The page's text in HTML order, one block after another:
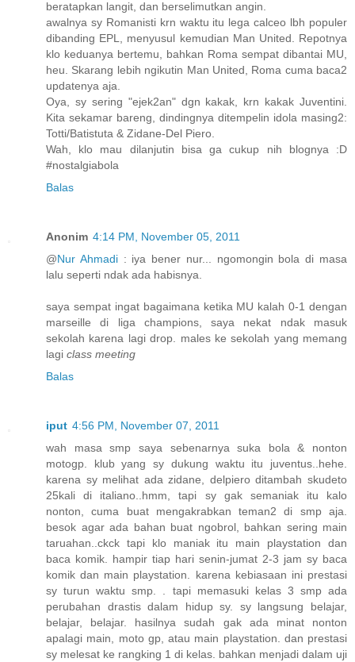
beratapkan langit, dan berselimutkan angin.
awalnya sy Romanisti krn waktu itu lega calceo lbh populer
dibanding EPL, menyusul kemudian Man United. Repotnya
klo keduanya bertemu, bahkan Roma sempat dibantai MU,
heu. Skarang lebih ngikutin Man United, Roma cuma baca2
updatenya aja.
Oya, sy sering "ejek2an" dgn kakak, krn kakak Juventini.
Kita sekamar bareng, dindingnya ditempelin idola masing2:
Totti/Batistuta & Zidane-Del Piero.
Wah, klo mau dilanjutin bisa ga cukup nih blognya :D
#nostalgiabola
Balas
Anonim 4:14 PM, November 05, 2011
@Nur Ahmadi: iya bener nur... ngomongin bola di masa
lalu seperti ndak ada habisnya.
saya sempat ingat bagaimana ketika MU kalah 0-1 dengan
marseille di liga champions, saya nekat ndak masuk
sekolah karena lagi drop. males ke sekolah yang memang
lagi class meeting
Balas
iput 4:56 PM, November 07, 2011
wah masa smp saya sebenarnya suka bola & nonton
motogp. klub yang sy dukung waktu itu juventus..hehe.
karena sy melihat ada zidane, delpiero ditambah skudeto
25kali di italiano..hmm, tapi sy gak semaniak itu kalo
nonton, cuma buat mengakrabkan teman2 di smp aja.
besok agar ada bahan buat ngobrol, bahkan sering main
taruahan..ckck tapi klo maniak itu main playstation dan
baca komik. hampir tiap hari senin-jumat 2-3 jam sy baca
komik dan main playstation. karena kebiasaan ini prestasi
sy turun waktu smp. . tapi memasuki kelas 3 smp ada
perubahan drastis dalam hidup sy. sy langsung belajar,
belajar, belajar. hasilnya sudah gak ada minat nonton
apalagi main, moto gp, atau main playstation. dan prestasi
sy melesat ke rangking 1 di kelas. bahkan menjadi dalam uji